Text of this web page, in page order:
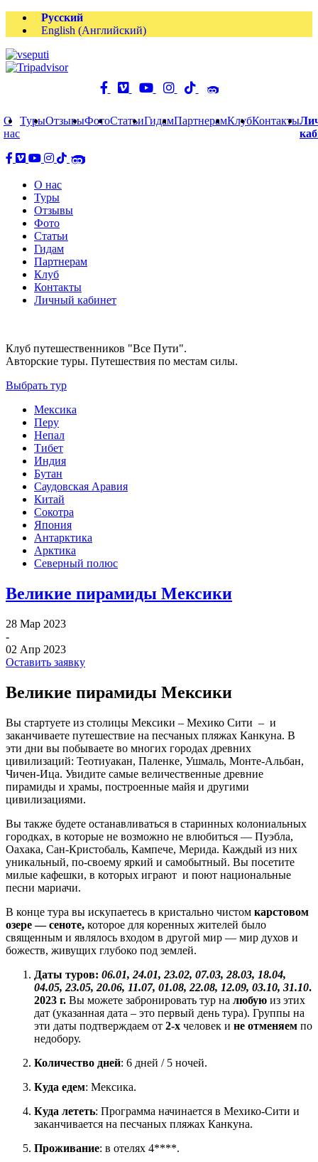
Русский
English (Английский)
О
нас
ТурыОтзывыФотоСтатьиГидамПартнерамКлубКонтакты
О нас
Туры
Отзывы
Фото
Статьи
Гидам
Партнерам
Клуб
Контакты
Личный кабинет
Клуб путешественников "Все Пути".
Авторские туры. Путешествия по местам силы.
Выбрать тур
Мексика
Перу
Непал
Тибет
Индия
Бутан
Саудовская Аравия
Китай
Сокотра
Япония
Антарктика
Арктика
Северный полюс
Великие пирамиды Мексики
28 Мар 2023
-
02 Апр 2023
Оставить заявку
Великие пирамиды Мексики
Вы стартуете из столицы Мексики – Мехико Сити – и
заканчиваете путешествие на песчаных пляжах Канкуна. В
эти дни вы побываете во многих городах древних
цивилизаций: Теотиуакан, Паленке, Ушмаль, Монте-Альбан,
Чичен-Ица. Увидите самые величественные древние
пирамиды и храмы, построенные майя и другими
цивилизациями.
Вы также будете останавливаться в старинных колониальных
городках, в которые не возможно не влюбиться — Пуэбла,
Оахака, Сан-Кристобаль, Кампече, Мерида. Каждый из них
уникальный, по-своему яркий и самобытный. Вы посетите
милые кафешки, в которых играют и поют национальные
песни мариачи.
В конце тура вы искупаетесь в кристально чистом карстовом
озере— сеноте, которое для коренных жителей было
священным и являлось входом в другой мир — мир духов и
божеств, живущих глубоко под землей.
Даты туров: 06.01, 24.01, 23.02, 07.03, 28.03, 18.04,
04.05, 23.05, 20.06, 11.07, 01.08, 22.08, 12.09, 03.10, 31.10.
2023 г. Вы можете забронировать тур на любую из этих
дат (указанная дата – это первый день тура). Группы на
эти даты подтверждаем от 2-х человек и не отменяем по
недобору.
Количество дней: 6 дней / 5 ночей.
Куда едем: Мексика.
Куда лететь: Программа начинается в Мехико-Сити и
заканчивается на песчаных пляжах Канкуна.
Проживание: в отелях 4****.